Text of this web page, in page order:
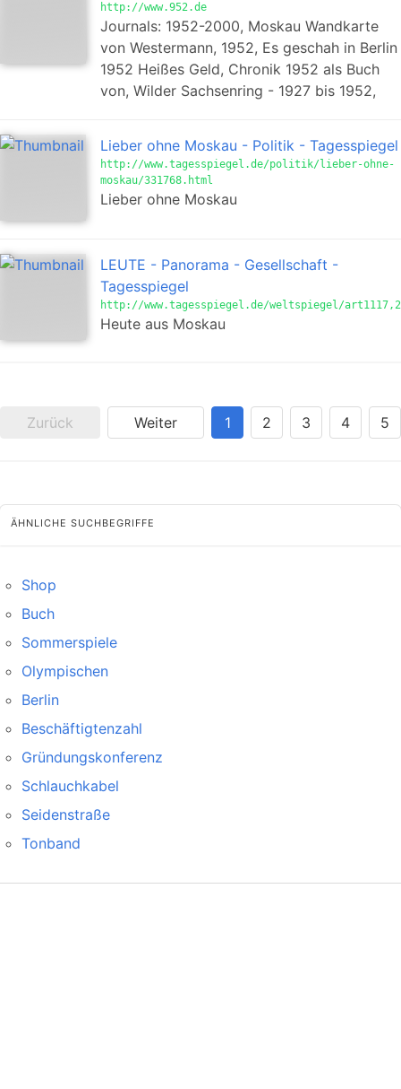
http://www.952.de
Journals: 1952-2000, Moskau Wandkarte
von Westermann, 1952, Es geschah in Berlin
1952 Heißes Geld, Chronik 1952 als Buch
von, Wilder Sachsenring - 1927 bis 1952,
Lieber ohne Moskau - Politik - Tagesspiegel
http://www.tagesspiegel.de/politik/lieber-ohne-
moskau/331768.html
Lieber ohne Moskau
LEUTE - Panorama - Gesellschaft -
Tagesspiegel
http://www.tagesspiegel.de/weltspiegel/
Heute aus Moskau
Zurück Weiter 1 2 3 4 5
ÄHNLICHE SUCHBEGRIFFE
Shop
Buch
Sommerspiele
Olympischen
Berlin
Beschäftigtenzahl
Gründungskonferenz
Schlauchkabel
Seidenstraße
Tonband